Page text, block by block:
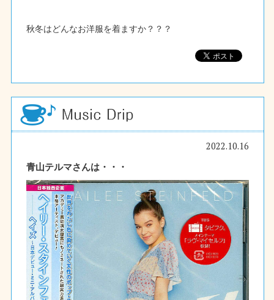
秋冬はどんなお洋服を着ますか？？？
2022.10.16
青山テルマさんは・・・